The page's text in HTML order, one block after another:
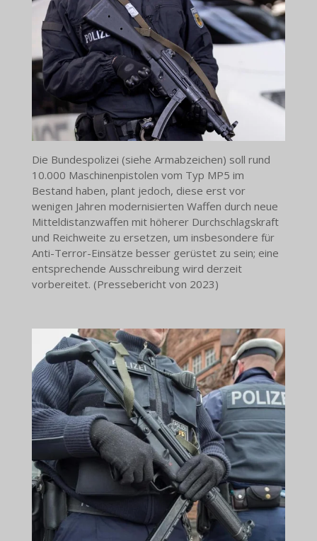
Die Bundespolizei (siehe Armabzeichen) soll rund
10.000 Maschinenpistolen vom Typ MP5 im
Bestand haben, plant jedoch, diese erst vor
wenigen Jahren modernisierten Waffen durch neue
Mitteldistanzwaffen mit höherer Durchschlagskraft
und Reichweite zu ersetzen, um insbesondere für
Anti-Terror-Einsätze besser gerüstet zu sein; eine
entsprechende Ausschreibung wird derzeit
vorbereitet. (Pressebericht von 2023)